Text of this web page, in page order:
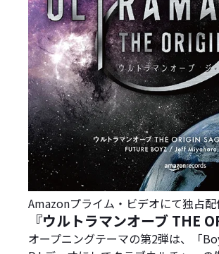
Amazonプライム・ビデオにて独占
『ウルトラマンオーブ THE
オープニングテーマの第2弾は、「